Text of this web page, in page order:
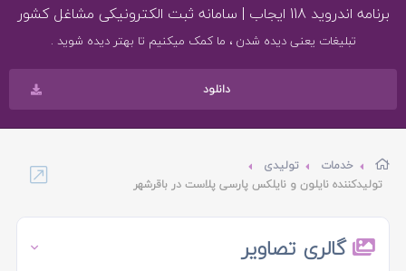
برنامه اندروید 118 ایجاب | سامانه ثبت الکترونیکی مشاغل کشور
تبلیغات یعنی دیده شدن ، ما کمک میکنیم تا بهتر دیده شوید .
دانلود
خدمات
تولیدی
تولیدکننده نایلون و نایلکس پارسی پلاست در باقرشهر
گالری تصاویر